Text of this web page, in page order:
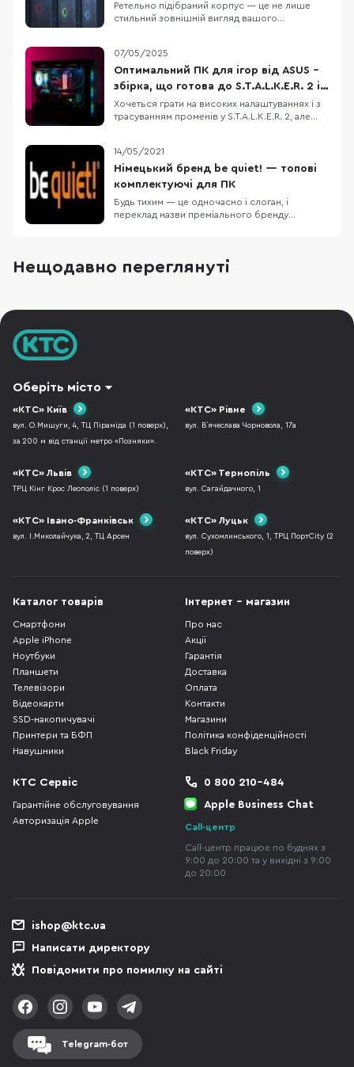
Ретельно підібраний корпус — це не лише
стильний зовнішній вигляд вашого
наскрізний продув і легке подальше
очищення від пилу. Також потрібно врахувати
сумісність з різними компонентами ПК:
формат материнської плати, в
07/05/2025
Оптимальний ПК для ігор від ASUS –
збірка, що готова до S.T.A.L.K.E.R. 2 і
не тільки
Хочеться грати на високих налаштуваннях і з
трасуванням променів у S.T.A.L.K.E.R. 2, але
який дозволить не лише пограти з
комфортом, але й стрімити ігри на популярні
14/05/2021
Німецький бренд be quiet! — топові
комплектуючі для ПК
Будь тихим — це одночасно і слоган, і
переклад назви преміального бренду
Західної та Центральної Європи саме be quiet!
вже багато років є лідером з продажів блоків
Нещодавно переглянуті
Оберіть місто
«КТС» Київ
вул. О.Мишуги, 4, ТЦ Піраміда (1 поверх),
за 200 м від станції метро «Позняки».
«КТС» Рівне
вул. В`ячеслава Чорновола, 17а
«КТС» Львів
ТРЦ Кінг Крос Леополіс (1 поверх)
«КТС» Тернопіль
вул. Сагайдачного, 1
«КТС» Івано-Франківськ
вул. І.Миколайчука, 2, ТЦ Арсен
«КТС» Луцьк
вул. Сухомлинського, 1, ТРЦ ПортCity (2
поверх)
Каталог товарів
Смартфони
Apple iPhone
Ноутбуки
Планшети
Телевізори
Відеокарти
SSD-накопичувачі
Принтери та БФП
Навушники
Інтернет - магазин
Про нас
Акції
Гарантія
Доставка
Оплата
Контакти
Магазини
Політика конфіденційності
Black Friday
КТС Сервіс
Гарантійне обслуговування
Авторизація Apple
0 800 210-484
Apple Business Chat
Call-центр
Call-центр працює по буднях з
9:00 до 20:00 та у вихідні з 9:00
до 20:00
ishop@ktc.ua
Написати директору
Повідомити про помилку на сайті
Telegram-бот